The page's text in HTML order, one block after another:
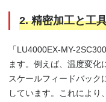
2. 精密加工と工
「LU4000EX-MY-
ます。例えば、温度変化
スケールフィードバック
しています。これにより、